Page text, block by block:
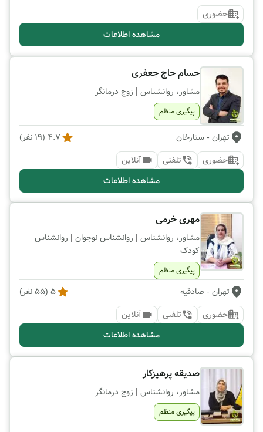
حضوری
مشاهده اطلاعات
حسام حاج جعفری
مشاور، روانشناس | زوج درمانگر
پیگیری منظم
تهران - ستارخان 4.7
(
19 نفر)
حضوری
تلفنی
آنلاین
مشاهده اطلاعات
مهری خرمی
مشاور، روانشناس | روانشناس نوجوان | روانشناس
کودک
پیگیری منظم
تهران - صادقیه 5
(
55نفر)
حضوری
تلفنی
آنلاین
مشاهده اطلاعات
صدیقه پرهیزکار
مشاور، روانشناس | زوج درمانگر
پیگیری منظم